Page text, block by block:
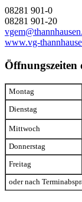
08281 901-0
08281 901-20
www.vg-
Öffnungszeiten
Montag
Dienstag
Mittwoch
Donnerstag
Freitag
oder nach